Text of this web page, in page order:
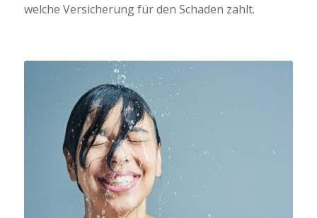
welche Versicherung für den Schaden zahlt.